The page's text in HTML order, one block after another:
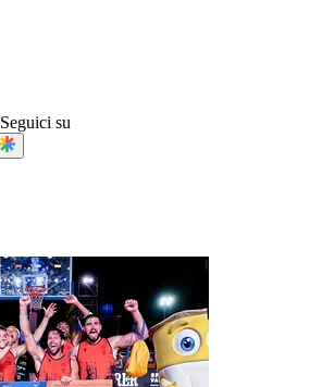
Seguici su